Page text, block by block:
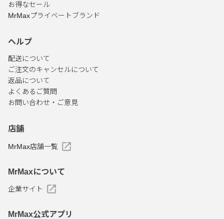
お得なセール
MrMaxプライベートブランド
ヘルプ
配送について
ご注文のキャンセルについて
返品について
よくあるご質問
お問い合わせ・ご意見
店舗
MrMax店舗一覧
MrMaxについて
企業サイト
MrMax公式アプリ